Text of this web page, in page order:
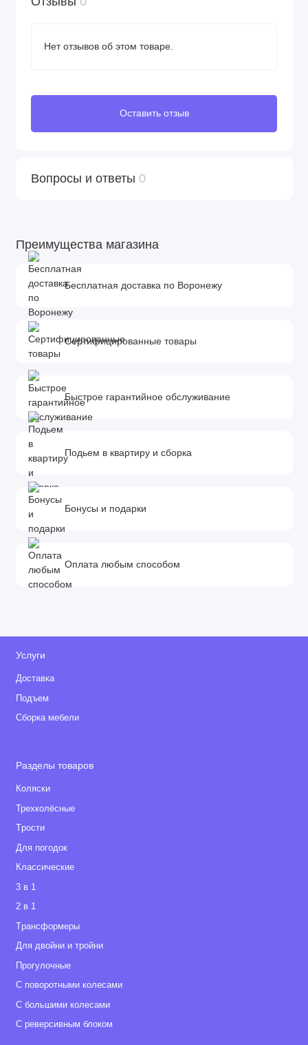
Нет отзывов об этом товаре.
Оставить отзыв
Вопросы и ответы 0
Преимущества магазина
Бесплатная доставка по Воронежу
Сертифицированные товары
Быстрое гарантийное обслуживание
Подьем в квартиру и сборка
Бонусы и подарки
Оплата любым способом
Услуги
Доставка
Подъем
Сборка мебели
Разделы товаров
Коляски
Трехколёсные
Tрости
Для погодок
Классические
3 в 1
2 в 1
Tрансформеры
Для двойни и тройни
Прогулочные
С поворотными колесами
С большими колесами
С реверсивным блоком